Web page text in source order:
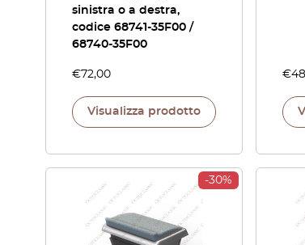
sinistra o a destra,
codice 68741-35F00 /
68740-35F00
€72,00
Visualizza prodotto
€
-30%